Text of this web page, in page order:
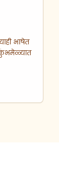
भाषेत
कुंभमेळ्यात